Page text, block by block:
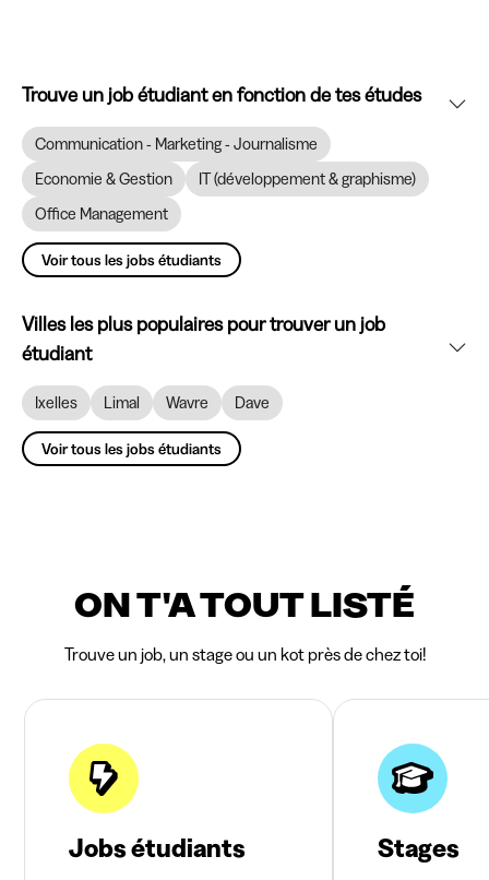
Trouve un job étudiant en fonction de tes études
Communication - Marketing - Journalisme
Economie & Gestion
IT (développement & graphisme)
Office Management
Voir tous les jobs étudiants
Villes les plus populaires pour trouver un job
étudiant
Ixelles Limal Wavre Dave
Voir tous les jobs étudiants
ON T'A TOUT LISTÉ
Trouve un job, un stage ou un kot près de chez toi!
Jobs étudiants Stages